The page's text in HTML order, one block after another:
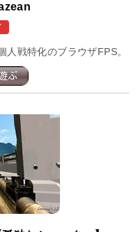
戦特化のブラウザFPS。